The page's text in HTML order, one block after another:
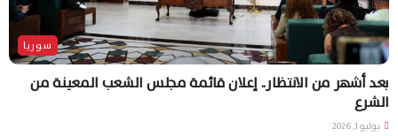
سوريا
بعد أشهر من الانتظار.. إعلان قائمة مجلس الشعب المعينة من
الشرع
يوليو 1, 2026